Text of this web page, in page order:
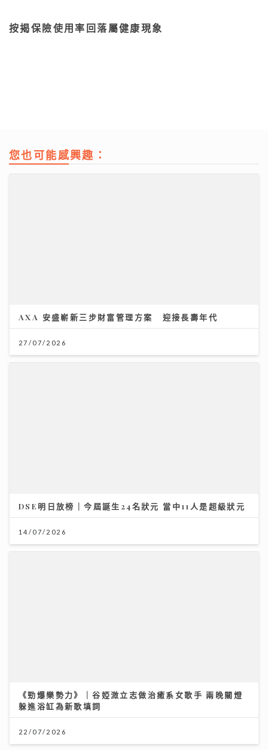
按揭保險使用率回落屬健康現象
您也可能感興趣：
AXA 安盛嶄新三步財富管理方案 迎接長壽年代
27/07/2026
DSE明日放榜｜今屆誕生24名狀元 當中11人是超級狀元
14/07/2026
《勁爆樂勢力》｜谷婭溦立志做治癒系女歌手 兩晚關燈
躲進浴缸為新歌填詞
22/07/2026